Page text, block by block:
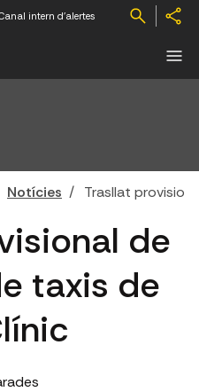
intern d'alertes
Notícies Trasllat
de
taxis de